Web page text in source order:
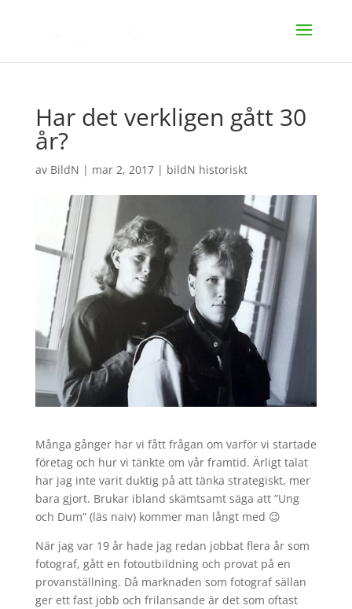
Har det verkligen gått 30
år?
av BildN | mar 2, 2017| bildN historiskt
Många gånger har vi fått frågan om varför vi startade
företag och hur vi tänkte om vår framtid. Ärligt talat
har jag inte varit duktig på att tänka strategiskt, mer
bara gjort. Brukar ibland skämtsamt säga att ”Ung
och Dum” (läs naiv) kommer man långt med 😉
När jag var 19 år hade jag redan jobbat flera år som
fotograf, gått en fotoutbildning och provat på en
provanställning. Då marknaden som fotograf sällan
ger ett fast jobb och frilansande är det som oftast